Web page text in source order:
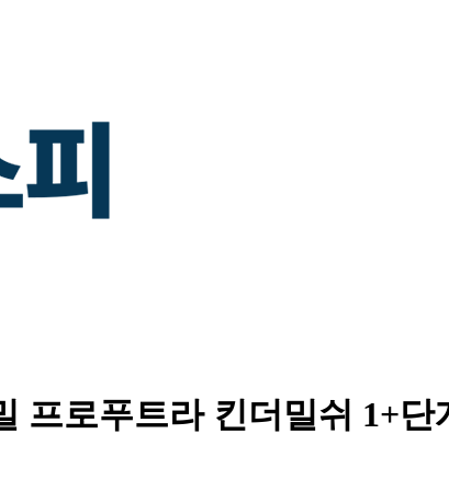
프로푸트라 킨더밀쉬 1+단